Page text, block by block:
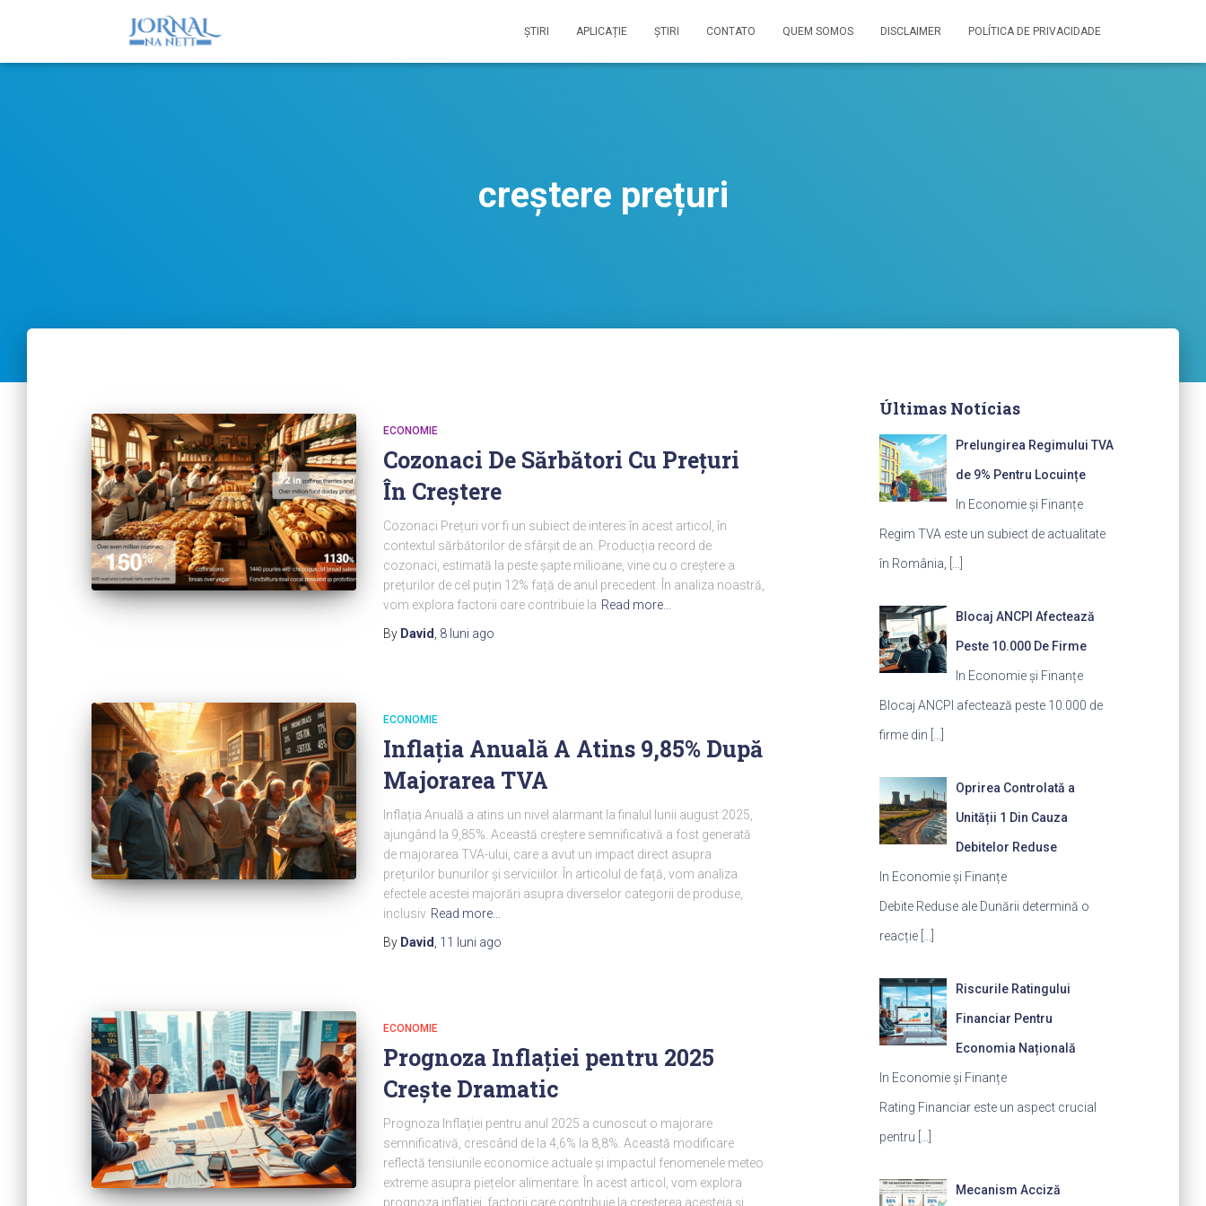
ŞTIRI APLICAȚIE ŞTIRI CONTATO QUEM SOMOS DISCLAIMER POLÍTICA DE PRIVACIDADE
creștere prețuri
ECONOMIE
Cozonaci De Sărbători Cu Prețuri
În Creștere
Cozonaci Prețuri vor fi un subiect de interes în acest articol, în
contextul sărbătorilor de sfârșit de an. Producția record de
cozonaci, estimată la peste șapte milioane, vine cu o creștere a
prețurilor de cel puțin 12% față de anul precedent. În analiza noastră,
vom explora factorii care contribuie la Read more…
By David 8 luni ago
ECONOMIE
Inflația Anuală A Atins 9,85% După
Majorarea TVA
Inflația Anuală a atins un nivel alarmant la finalul lunii august 2025,
ajungând la 9,85%. Această creștere semnificativă a fost generată
de majorarea TVA-ului, care a avut un impact direct asupra
prețurilor bunurilor și serviciilor. În articolul de față, vom analiza
efectele acestei majorări asupra diverselor categorii de produse,
inclusiv Read more…
By David 11 luni ago
ECONOMIE
Prognoza Inflației pentru 2025
Crește Dramatic
Prognoza Inflației pentru anul 2025 a cunoscut o majorare
semnificativă, crescând de la 4,6% la 8,8%. Această modificare
reflectă tensiunile economice actuale și impactul fenomenele meteo
extreme asupra piețelor alimentare. În acest articol, vom explora
prognoza inflației, factorii care contribuie la creșterea acesteia și
Últimas Notícias
Prelungirea Regimului TVA
de 9% Pentru Locuințe
In Economie și Finanțe
Regim TVA este un subiect de actualitate
în România,
Blocaj ANCPI Afectează
Peste 10.000 De Firme
In Economie și Finanțe
Blocaj ANCPI afectează peste 10.000 de
firme din
Oprirea Controlată a
Unității 1 Din Cauza
Debitelor Reduse
In Economie și Finanțe
Debite Reduse ale Dunării determină o
reacție
Riscurile Ratingului
Financiar Pentru
Economia Națională
In Economie și Finanțe
Rating Financiar este un aspect crucial
pentru
Mecanism Acciză